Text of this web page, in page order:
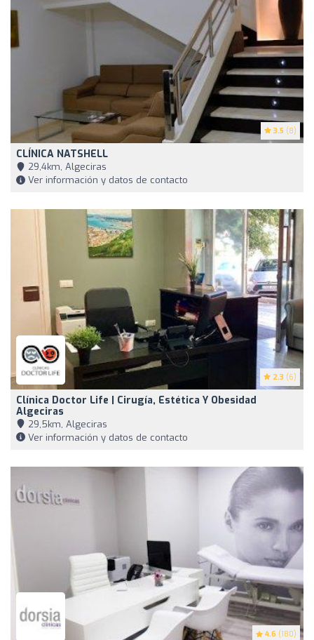
3.5 (8)
CLÍNICA NATSHELL
29,4km, Algeciras
Ver información y datos de contacto
2.3 (6)
Clínica Doctor Life | Cirugía, Estética Y Obesidad
Algeciras
29,5km, Algeciras
Ver información y datos de contacto
4.6 (180)